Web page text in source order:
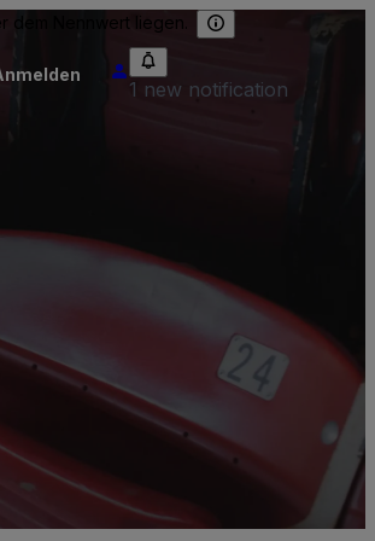
Nennwert liegen.
1 new notification